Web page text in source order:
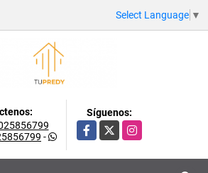
Select Language ▼
-
Síguenos:
Facebook
X Instagram